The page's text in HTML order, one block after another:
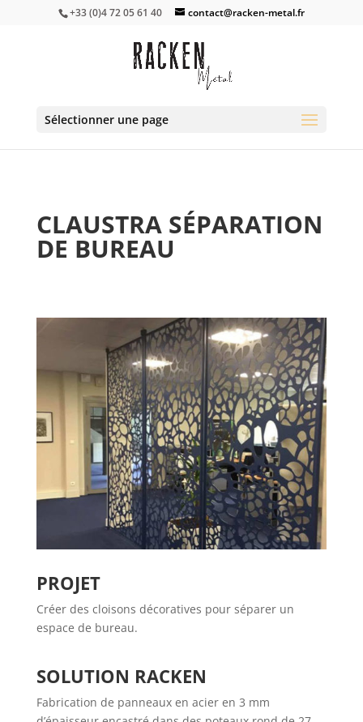
+33 (0)4 72 05 61 40 contact@racken-metal.fr
Sélectionner une page
CLAUSTRA SÉPARATION
DE BUREAU
PROJET
Créer des cloisons décoratives pour séparer un
espace de bureau.
SOLUTION RACKEN
Fabrication de panneaux en acier en 3 mm